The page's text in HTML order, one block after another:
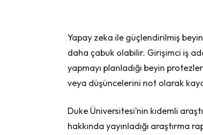
Yapay zeka ile güçlendirilmiş
daha çabuk olabilir. Girişimci iş
yapmayı planladığı beyin
veya düşüncelerini not olarak
Duke Üniversitesi’nin kıdemli
hakkında yayınladığı araştırma